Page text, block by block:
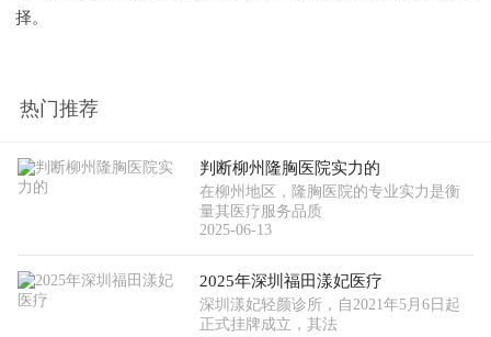
择。
热门推荐
判断柳州隆胸医院实力的
在柳州地区，隆胸医院的专业实力是衡
量其医疗服务品质
2025-06-13
2025年深圳福田漾妃医疗
深圳漾妃轻颜诊所，自2021年5月6日起
正式挂牌成立，其法